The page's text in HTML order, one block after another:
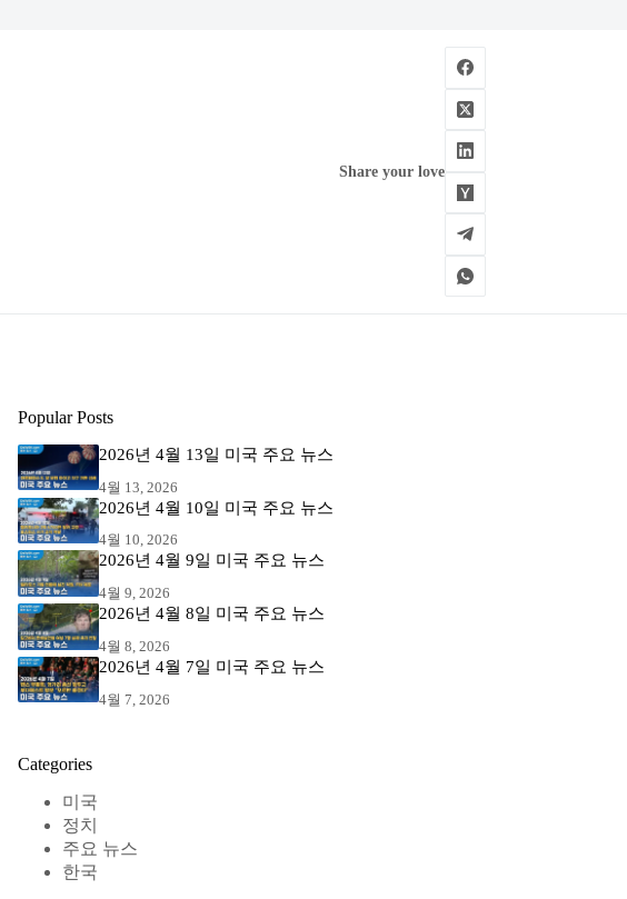
Share your love
Popular Posts
2026년 4월 13일 미국 주요 뉴스
4월 13, 2026
2026년 4월 10일 미국 주요 뉴스
4월 10, 2026
2026년 4월 9일 미국 주요 뉴스
4월 9, 2026
2026년 4월 8일 미국 주요 뉴스
4월 8, 2026
2026년 4월 7일 미국 주요 뉴스
4월 7, 2026
Categories
미국
정치
주요 뉴스
한국